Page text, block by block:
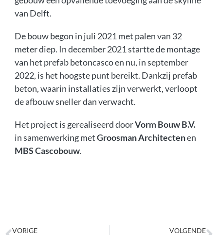
van Delft.
De bouw begon in juli 2021 met palen van 32
meter diep. In december 2021 startte de montage
van het prefab betoncasco en nu, in september
2022, is het hoogste punt bereikt. Dankzij prefab
beton, waarin installaties zijn verwerkt, verloopt
de afbouw sneller dan verwacht.
Het project is gerealiseerd doorVorm Bouw B.V.
in samenwerking metGroosman Architectenen
MBS Cascobouw.
VORIGE VOLGENDE